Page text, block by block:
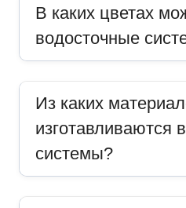
В каких цветах
водосточные
Из каких
изготавливаются
системы?